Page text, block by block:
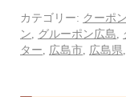
カテゴリー: クーポ
ン
グルーポン広島
ター
広島市 広島県